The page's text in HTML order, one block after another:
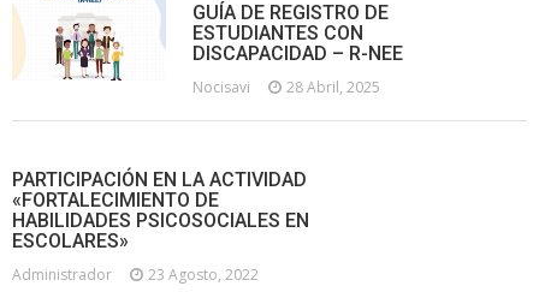
GUÍA DE REGISTRO DE
ESTUDIANTES CON
DISCAPACIDAD – R-NEE
Nocisavi 28 Abril, 2025
PARTICIPACIÓN EN LA ACTIVIDAD
«FORTALECIMIENTO DE
HABILIDADES PSICOSOCIALES EN
ESCOLARES»
Administrador 23 Agosto, 2022